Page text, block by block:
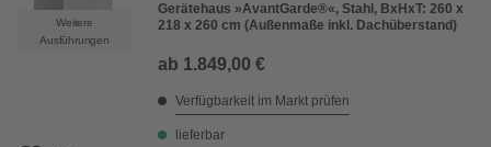
Weitere
Ausführungen
Gerätehaus »AvantGarde®«, Stahl, BxHxT: 260 x
218 x 260 cm (Außenmaße inkl. Dachüberstand)
ab 1.849,00 €
Verfügbarkeit im Markt prüfen
lieferbar